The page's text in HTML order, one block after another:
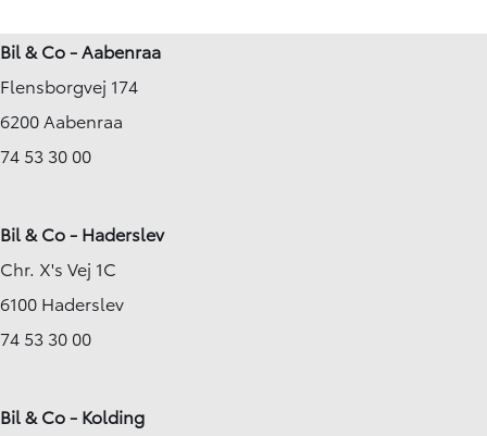
Bil & Co - Aabenraa
Flensborgvej 174
6200 Aabenraa
74 53 30 00
Bil & Co - Haderslev
Chr. X's Vej 1C
6100 Haderslev
74 53 30 00
Bil & Co - Kolding